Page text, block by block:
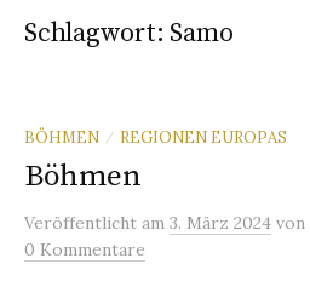
Schlagwort: Samo
BÖHMEN / REGIONEN EUROPAS
Böhmen
Veröffentlicht am 3. März 2024 von
0 Kommentare